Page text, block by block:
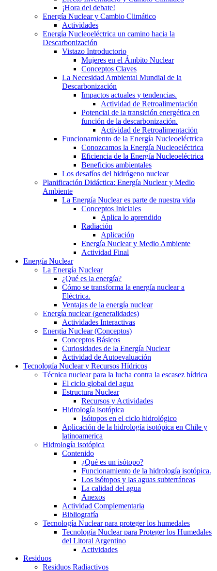
¡Hora del debate!
Energía Nuclear y Cambio Climático
Actividades
Energía Nucleoeléctrica un camino hacia la
Descarbonización
Vistazo Introductorio
Mujeres en el Ámbito Nuclear
Conceptos Claves
La Necesidad Ambiental Mundial de la
Descarbonización
Impactos actuales y tendencias.
Actividad de Retroalimentación
Potencial de la transición energética en
función de la descarbonización.
Actividad de Retroalimentación
Funcionamiento de la Energía Nucleoeléctrica
Conozcamos la Energía Nucleoeléctrica
Eficiencia de la Energía Nucleoeléctrica
Beneficios ambientales
Los desafíos del hidrógeno nuclear
Planificación Didáctica: Energía Nuclear y Medio
Ambiente
La Energía Nuclear es parte de nuestra vida
Conceptos Iniciales
Aplica lo aprendido
Radiación
Aplicación
Energía Nuclear y Medio Ambiente
Actividad Final
Energía Nuclear
La Energía Nuclear
¿Qué es la energía?
Cómo se transforma la energía nuclear a
Eléctrica.
Ventajas de la energía nuclear
Energía nuclear (generalidades)
Actividades Interactivas
Energía Nuclear (Conceptos)
Conceptos Básicos
Curiosidades de la Energía Nuclear
Actividad de Autoevaluación
Tecnología Nuclear y Recursos Hídricos
Técnica nuclear para la lucha contra la escasez hídrica
El ciclo global del agua
Estructura Nuclear
Recursos y Actividades
Hidrología isotópica
Isótopos en el ciclo hidrológico
Aplicación de la hidrología isotópica en Chile y
latinoamerica
Hidrología isotópica
Contenido
¿Qué es un isótopo?
Funcionamiento de la hidrología isotópica.
Los isótopos y las aguas subterráneas
La calidad del agua
Anexos
Actividad Complementaria
Bibliografía
Tecnología Nuclear para proteger los humedales
Tecnología Nuclear para Proteger los Humedales
del Litoral Argentino
Actividades
Residuos
Residuos Radiactivos